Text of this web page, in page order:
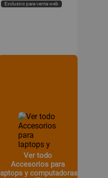
Exclusivo para venta web
Ver todo
Accesorios para
laptops y computadoras